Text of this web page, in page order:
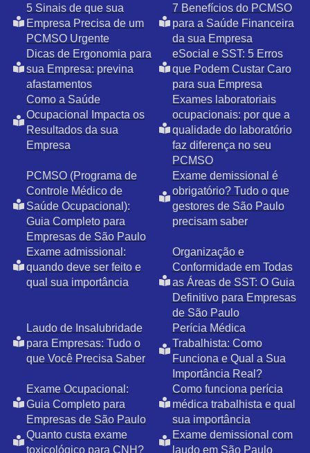
5 Sinais de que sua
Empresa Precisa de um
PCMSO Urgente
7 Benefícios do PCMSO
para a Saúde Financeira
da sua Empresa
Dicas de Ergonomia para
sua Empresa: previna
afastamentos
eSocial e SST: 5 Erros
que Podem Custar Caro
para sua Empresa
Como a Saúde
Ocupacional Impacta os
Resultados da sua
Empresa
Exames laboratoriais
ocupacionais: por que a
qualidade do laboratório
faz diferença no seu
PCMSO
PCMSO (Programa de
Controle Médico de
Saúde Ocupacional):
Guia Completo para
Empresas de São Paulo
Exame demissional é
obrigatório? Tudo o que
gestores de São Paulo
precisam saber
Exame admissional:
quando deve ser feito e
qual sua importância
Organização e
Conformidade em Todas
as Áreas de SST: O Guia
Definitivo para Empresas
de São Paulo
Laudo de Insalubridade
para Empresas: Tudo o
que Você Precisa Saber
Perícia Médica
Trabalhista: Como
Funciona e Qual a Sua
Importância Real?
Exame Ocupacional:
Guia Completo para
Empresas de São Paulo
Como funciona perícia
médica trabalhista e qual
sua importância
Quanto custa exame
toxicológico para CNH?
Exame demissional com
laudo em São Paulo